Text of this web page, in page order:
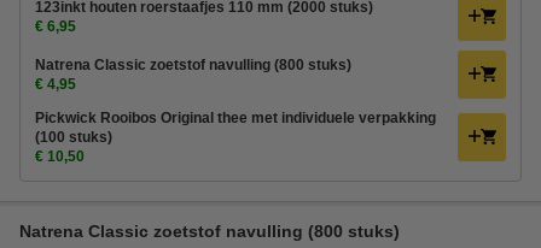
123inkt houten roerstaafjes 110 mm (2000 stuks)
€ 6,95
Natrena Classic zoetstof navulling (800 stuks)
€ 4,95
Pickwick Rooibos Original thee met individuele verpakking
(100 stuks)
€ 10,50
Natrena Classic zoetstof navulling (800 stuks)